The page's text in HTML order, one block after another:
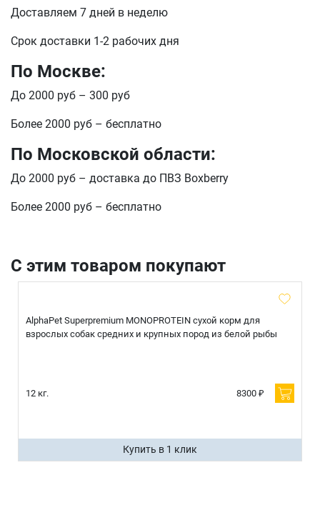
Доставляем 7 дней в неделю
Срок доставки 1-2 рабочих дня
По Москве:
До 2000 руб – 300 руб
Более 2000 руб – бесплатно
По Московской области:
До 2000 руб – доставка до ПВЗ Boxberry
Более 2000 руб – бесплатно
С этим товаром покупают
AlphaPet Superpremium MONOPROTEIN сухой корм для
взрослых собак средних и крупных пород из белой рыбы
12 кг. 8300 ₽
Купить в 1 клик
отправить